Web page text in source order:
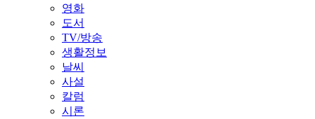
영화
도서
TV/방송
생활정보
날씨
사설
칼럼
시론